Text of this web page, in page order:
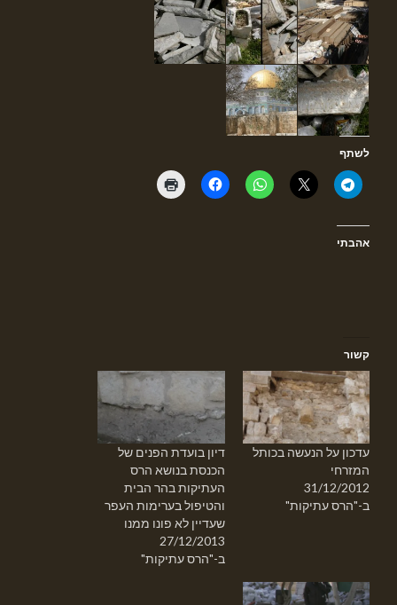
לשתף
אהבתי
קשור
עדכון על הנעשה בכותל
המזרחי
31/12/2012
ב-"הרס עתיקות"
דיון בועדת הפנים של
הכנסת בנושא הרס
העתיקות בהר הבית
והטיפול בערימות העפר
שעדיין לא פונו ממנו
27/12/2013
ב-"הרס עתיקות"